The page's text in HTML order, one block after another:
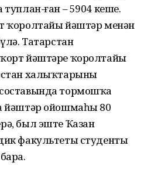
ған – 5904 кеше.
ҡоролтайы йәштәр менән
Татарстан
йәштәре ҡоролтайы
халыҡтарының
тормошҡа
йәштәр ойошмаһы 80
был эште Ҡазан
факультеты студенты